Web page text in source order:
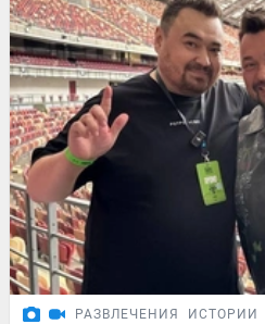
РАЗВЛЕЧЕНИЯ ИСТОРИИ